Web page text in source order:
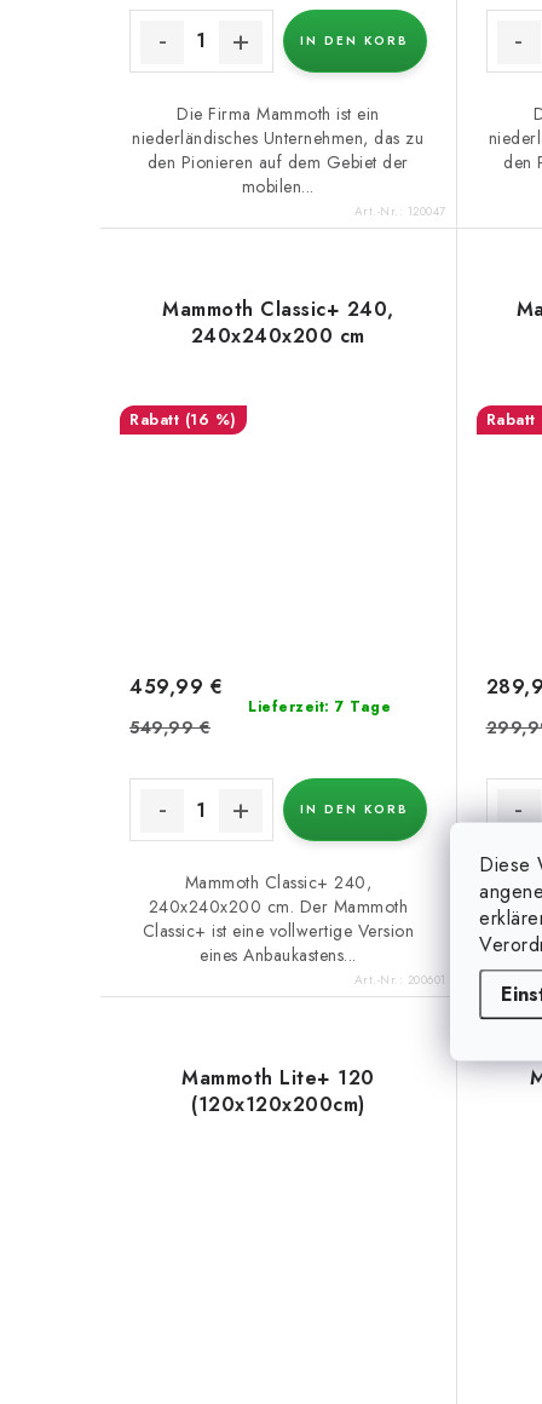
Diese
IN DEN KORB
Die Firma Mammoth ist ein
niederländisches Unternehmen, das zu
den Pionieren auf dem Gebiet der
mobilen...
Art.-Nr.: 120047
den
Mammoth Classic+ 240,
240x240x200 cm
(16 %)
Lieferzeit: 7 Tage
459,99 €
549,99 €
IN DEN KORB
Mammoth Classic+ 240,
240x240x200 cm. Der Mammoth
Classic+ ist eine vollwertige Version
eines Anbaukastens...
Art.-Nr.: 200601
den
Mammoth Lite+ 120
(120x120x200cm)